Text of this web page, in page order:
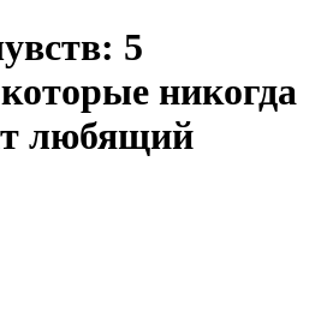
5
никогда
любящий